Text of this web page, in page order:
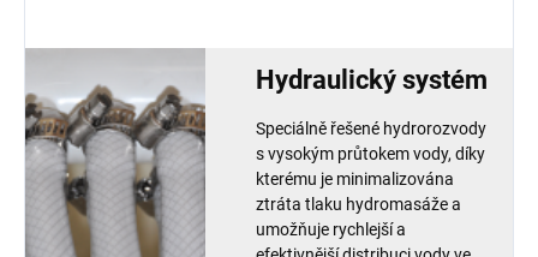
Hydraulický systém
Speciálně řešené hydrorozvody
s vysokým průtokem vody, díky
kterému je minimalizována
ztráta tlaku hydromasáže a
umožňuje rychlejší a